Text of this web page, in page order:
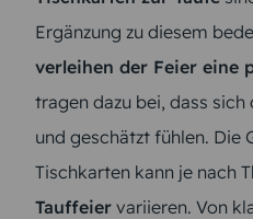
Ergänzung zu diesem
verleihen der Feier eine
tragen dazu bei, dass
und geschätzt fühlen. Die
Tischkarten kann je nach
Tauffeier variieren. Von